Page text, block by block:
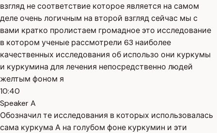
взгляд не соответствие которое является на самом
деле очень логичным на второй взгляд сейчас мы с
вами кратко пролистаем громадное это исследование
в котором ученые рассмотрели 63 наиболее
качественных исследования об использо они куркумы
и куркумина для лечения непосредственно людей
желтым фоном я
10:40
Speaker A
Обозначил те исследования в которых использовалась
сама куркума А на голубом фоне куркумин и эти